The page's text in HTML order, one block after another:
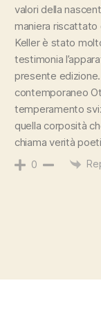
valori della
maniera riscattato
Keller è stato
testimonia
presente
contemporaneo
temperamento
quella corposità
chiama verità
0